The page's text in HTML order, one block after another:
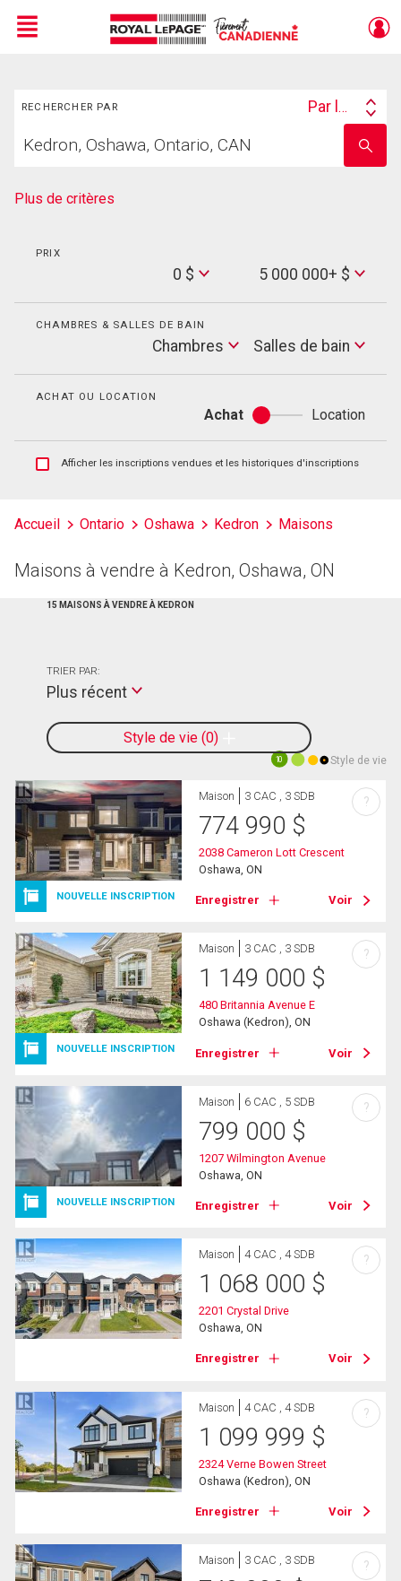
Menu
RECHERCHER PAR
Search
Par lieu
votre
nom
Plus de critères
PRIX
0 $
Max
Price
5 000 000+ $
CHAMBRES & SALLES DE BAIN
Chambres
Salles
de
Salles de bain
ACHAT OU LOCATION
Achat
Achat
ou
location
Location
Afficher
et
historiques
Afficher les inscriptions vendues et les historiques d'inscriptions
Accueil Ontario Oshawa Kedron Maisons
Maisons à vendre à Kedron, Oshawa, ON
15 MAISONS À VENDRE À KEDRON
Style de vie 0
TRIER PAR:
Plus récent
10 Style de vie
NOUVELLE INSCRIPTION
Maison 3 CAC , 3 SDB
774 990 $
2038 Cameron Lott Crescent
Oshawa, ON
Enregistrer Voir
?
NOUVELLE INSCRIPTION
Maison 3 CAC , 3 SDB
1 149 000 $
480 Britannia Avenue E
Oshawa (Kedron), ON
Enregistrer Voir
?
NOUVELLE INSCRIPTION
Maison 6 CAC , 5 SDB
799 000 $
1207 Wilmington Avenue
Oshawa, ON
Enregistrer Voir
?
Maison 4 CAC , 4 SDB
1 068 000 $
2201 Crystal Drive
Oshawa, ON
Enregistrer Voir
?
Maison 4 CAC , 4 SDB
1 099 999 $
2324 Verne Bowen Street
Oshawa (Kedron), ON
Enregistrer Voir
?
Maison 3 CAC , 3 SDB ?